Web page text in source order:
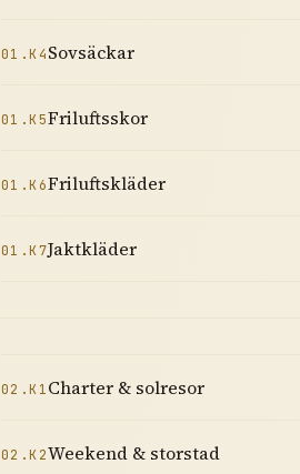
01.K4Sovsäckar
01.K5Friluftsskor
01.K6Friluftskläder
01.K7Jaktkläder
02.K1Charter & solresor
02.K2Weekend & storstad